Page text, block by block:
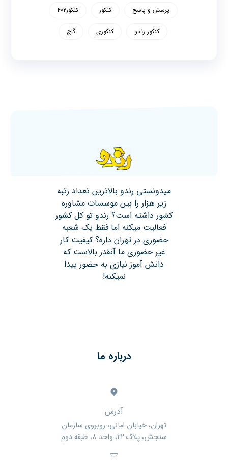
پرسش و پاسخ کنکور کنکور۴۰۲
کنکور رندو کنکوری گاج
میدونستی رندو بالاترین تعداد رتبه
زیر هزار را بین موسسات مشاوره
کشور داشته است؟ رندو تو کل کشور
فعالیت میکنه اما فقط یک شعبه
حضوری در تهران داره؟ کیفیت کار
غیر حضوری ما آنقدر بالاست که
دانش آموز نیازی به حضور پیدا
نمیکنه!
درباره ما
آدرس
تهران، خیابان امانی، روبروی سازمان
سنجش، پلاک ۲۲، واحد ۸، طبقه دوم